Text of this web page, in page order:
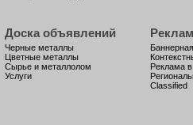
Доска объявлений
Черные металлы
Цветные металлы
Сырье и металлолом
Услуги
Реклама
Classified